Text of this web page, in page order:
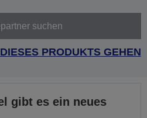
suchen
PRODUKTS GEHEN
gibt es ein neues